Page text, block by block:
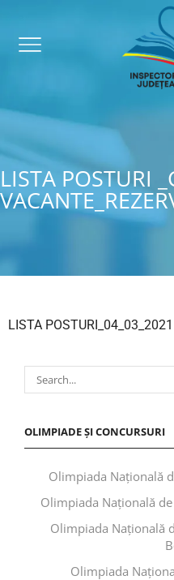
LISTA POSTURI
LISTA POSTURI_04_03_2021
OLIMPIADE ȘI CONCURSURI
Olimpiada Națională
Olimpiada Națională
Olimpiada Națională
Olimpiada